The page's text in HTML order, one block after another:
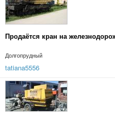
Продаётся кран на
Долгопрудный
tatiana5556